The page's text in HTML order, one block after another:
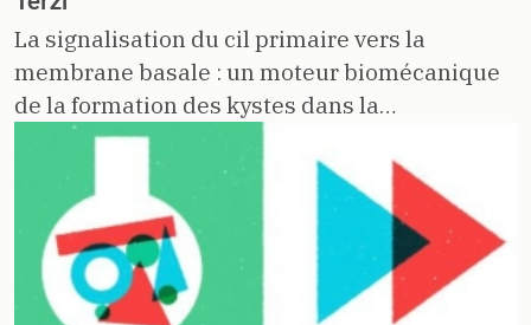
La signalisation du cil primaire vers la
membrane basale : un moteur biomécanique
de la formation des kystes dans la…